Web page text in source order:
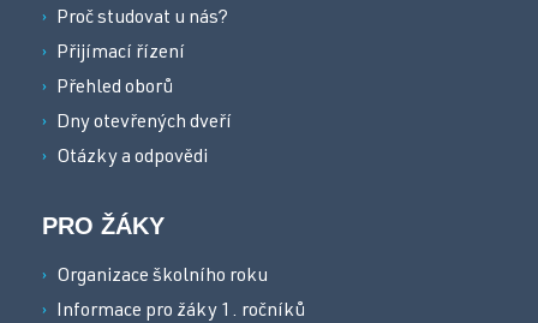
Proč studovat u nás?
Přijímací řízení
Přehled oborů
Dny otevřených dveří
Otázky a odpovědi
PRO ŽÁKY
Organizace školního roku
Informace pro žáky 1. ročníků